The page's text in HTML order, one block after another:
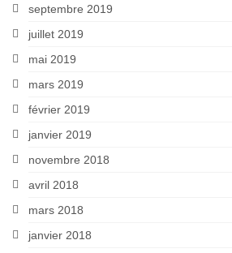
septembre 2019
juillet 2019
mai 2019
mars 2019
février 2019
janvier 2019
novembre 2018
avril 2018
mars 2018
janvier 2018